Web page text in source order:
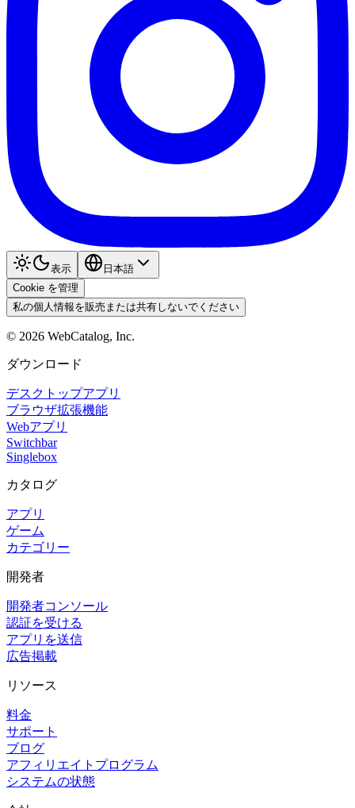
表示
日本語
Cookie を管理
私の個人情報を販売または共有しないでください
© 2026 WebCatalog, Inc.
ダウンロード
デスクトップアプリ
ブラウザ拡張機能
Webアプリ
Switchbar
Singlebox
カタログ
アプリ
ゲーム
カテゴリー
開発者
開発者コンソール
認証を受ける
アプリを送信
広告掲載
リソース
料金
サポート
ブログ
アフィリエイトプログラム
システムの状態